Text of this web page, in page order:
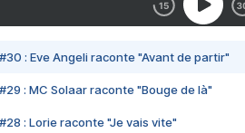
#30 : Eve Angeli raconte "Avant de partir"
#29 : MC Solaar raconte "Bouge de là"
#28 : Lorie raconte "Je vais vite"